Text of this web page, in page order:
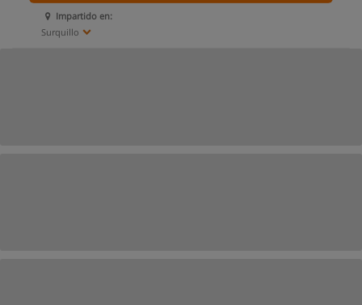
Impartido en:
Surquillo